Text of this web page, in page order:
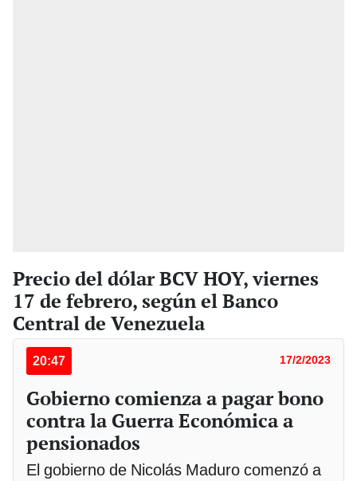
Precio del dólar BCV HOY, viernes
17 de febrero, según el Banco
Central de Venezuela
20:47 17/2/2023
Gobierno comienza a pagar bono
contra la Guerra Económica a
pensionados
El gobierno de Nicolás Maduro comenzó a